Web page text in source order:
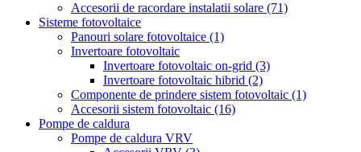
Accesorii de racordare instalatii solare (71)
Sisteme fotovoltaice
Panouri solare fotovoltaice (1)
Invertoare fotovoltaic
Invertoare fotovoltaic on-grid (3)
Invertoare fotovoltaic hibrid (2)
Componente de prindere sistem fotovoltaic (1)
Accesorii sistem fotovoltaic (16)
Pompe de caldura
Pompe de caldura VRV